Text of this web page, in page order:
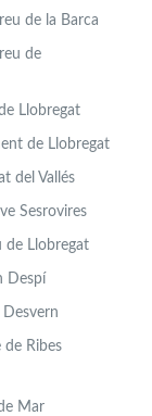
de la Barca
de
Llobregat
de Llobregat
del Vallés
Sesrovires
de Llobregat
Despí
de Ribes
Mar